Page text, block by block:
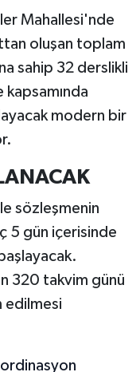
Mahallesi'nde
oluşan toplam
sahip 32 derslikli
kapsamında
modern bir
sözleşmenin
5 gün içerisinde
320 takvim günü
edilmesi